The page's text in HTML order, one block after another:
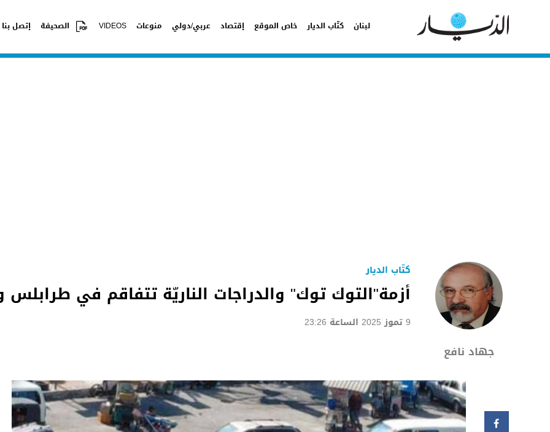
لبنان كتّاب الديار خاص الموقع إقتصاد عربي/دولي منوعات VIDEOS الصحيفة إتصل بنا
جهاد نافع
كتّاب الديار
أزمة"التوك توك" والدراجات الناريّة تتفاقم في
9 تموز 2025 الساعة 23:26